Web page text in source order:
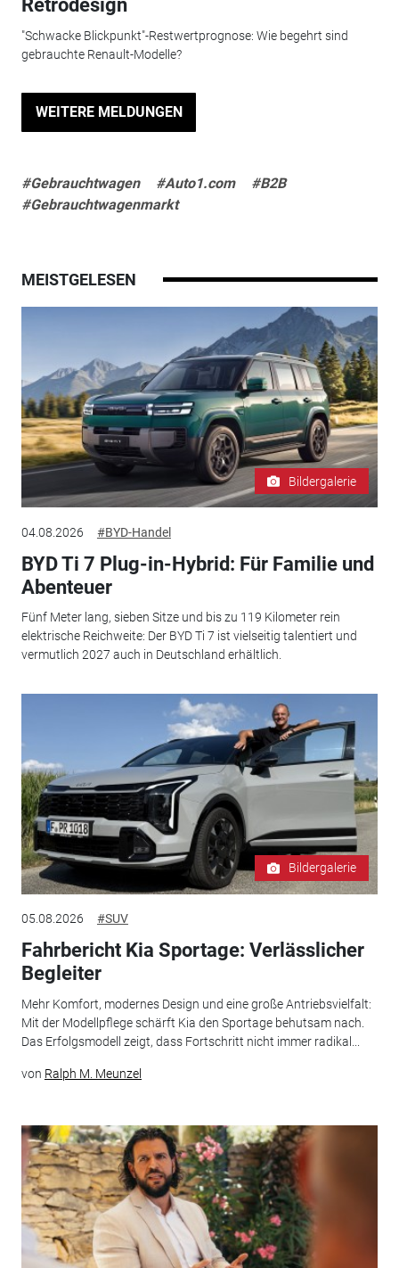
Retrodesign
"Schwacke Blickpunkt"-Restwertprognose: Wie begehrt sind
gebrauchte Renault-Modelle?
WEITERE MELDUNGEN
#Gebrauchtwagen #Auto1.com
#B2B
#Gebrauchtwagenmarkt
MEISTGELESEN
Bildergalerie
04.08.2026 #BYD-Handel
BYD Ti 7 Plug-in-Hybrid: Für Familie und
Abenteuer
Fünf Meter lang, sieben Sitze und bis zu 119 Kilometer rein
elektrische Reichweite: Der BYD Ti 7 ist vielseitig talentiert und
vermutlich 2027 auch in Deutschland erhältlich.
Bildergalerie
05.08.2026 #SUV
Fahrbericht Kia Sportage: Verlässlicher
Begleiter
Mehr Komfort, modernes Design und eine große Antriebsvielfalt:
Mit der Modellpflege schärft Kia den Sportage behutsam nach.
Das Erfolgsmodell zeigt, dass Fortschritt nicht immer radikal...
von Ralph M. Meunzel